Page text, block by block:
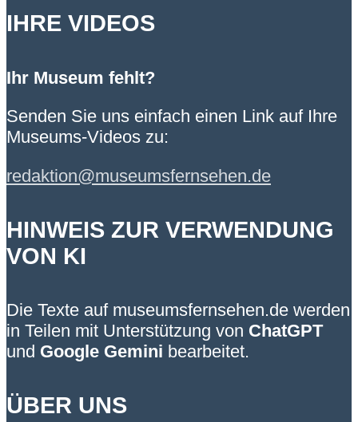
IHRE VIDEOS
Ihr Museum fehlt?
Senden Sie uns einfach einen Link auf Ihre
Museums-Videos zu:
redaktion@museumsfernsehen.de
HINWEIS ZUR VERWENDUNG
VON KI
Die Texte auf museumsfernsehen.de werden
in Teilen mit Unterstützung von ChatGPT
und Google Gemini bearbeitet.
ÜBER UNS